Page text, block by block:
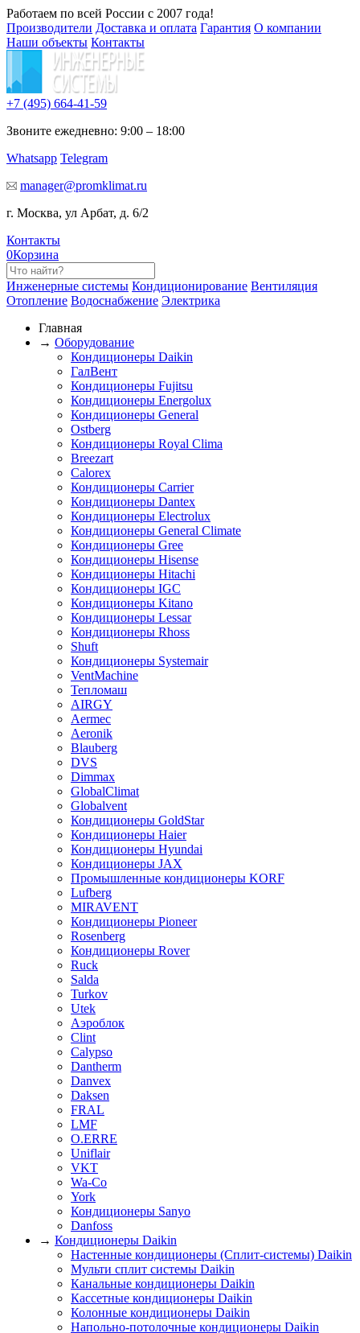
Работаем по всей России с 2007 года!
Производители Доставка и оплата Гарантия О компании
Наши объекты Контакты
+7 (495) 664-41-59
Звоните ежедневно: 9:00 – 18:00
Whatsapp Telegram
manager@promklimat.ru
г. Москва, ул Арбат, д. 6/2
Контакты
0Корзина
Инженерные системы Кондиционирование Вентиляция
Отопление Водоснабжение Электрика
Главная
→ Оборудование
Кондиционеры Daikin
ГалВент
Кондиционеры Fujitsu
Кондиционеры Energolux
Кондиционеры General
Ostberg
Кондиционеры Royal Clima
Breezart
Calorex
Кондиционеры Carrier
Кондиционеры Dantex
Кондиционеры Electrolux
Кондиционеры General Climate
Кондиционеры Gree
Кондиционеры Hisense
Кондиционеры Hitachi
Кондиционеры IGC
Кондиционеры Kitano
Кондиционеры Lessar
Кондиционеры Rhoss
Shuft
Кондиционеры Systemair
VentMachine
Тепломаш
AIRGY
Aermec
Aeronik
Blauberg
DVS
Dimmax
GlobalClimat
Globalvent
Кондиционеры GoldStar
Кондиционеры Haier
Кондиционеры Hyundai
Кондиционеры JAX
Промышленные кондиционеры KORF
Lufberg
MIRAVENT
Кондиционеры Pioneer
Rosenberg
Кондиционеры Rover
Ruck
Salda
Turkov
Utek
Аэроблок
Clint
Calypso
Dantherm
Danvex
Daksen
FRAL
LMF
O.ERRE
Uniflair
VKT
Wa-Co
York
Кондиционеры Sanyo
Danfoss
→ Кондиционеры Daikin
Настенные кондиционеры (Сплит-системы) Daikin
Мульти сплит системы Daikin
Канальные кондиционеры Daikin
Кассетные кондиционеры Daikin
Колонные кондиционеры Daikin
Напольно-потолочные кондиционеры Daikin